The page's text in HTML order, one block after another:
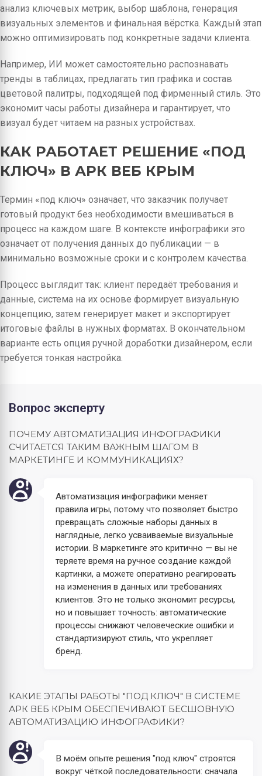
анализ ключевых метрик, выбор шаблона, генерация
визуальных элементов и финальная вёрстка. Каждый этап
можно оптимизировать под конкретные задачи клиента.
Например, ИИ может самостоятельно распознавать
тренды в таблицах, предлагать тип графика и состав
цветовой палитры, подходящей под фирменный стиль. Это
экономит часы работы дизайнера и гарантирует, что
визуал будет читаем на разных устройствах.
КАК РАБОТАЕТ РЕШЕНИЕ «ПОД
КЛЮЧ» В АРК ВЕБ КРЫМ
Термин «под ключ» означает, что заказчик получает
готовый продукт без необходимости вмешиваться в
процесс на каждом шаге. В контексте инфографики это
означает от получения данных до публикации — в
минимально возможные сроки и с контролем качества.
Процесс выглядит так: клиент передаёт требования и
данные, система на их основе формирует визуальную
концепцию, затем генерирует макет и экспортирует
итоговые файлы в нужных форматах. В окончательном
варианте есть опция ручной доработки дизайнером, если
требуется тонкая настройка.
Вопрос эксперту
ПОЧЕМУ АВТОМАТИЗАЦИЯ ИНФОГРАФИКИ
СЧИТАЕТСЯ ТАКИМ ВАЖНЫМ ШАГОМ В
МАРКЕТИНГЕ И КОММУНИКАЦИЯХ?
Автоматизация инфографики меняет
правила игры, потому что позволяет быстро
превращать сложные наборы данных в
наглядные, легко усваиваемые визуальные
истории. В маркетинге это критично — вы не
теряете время на ручное создание каждой
картинки, а можете оперативно реагировать
на изменения в данных или требованиях
клиентов. Это не только экономит ресурсы,
но и повышает точность: автоматические
процессы снижают человеческие ошибки и
стандартизируют стиль, что укрепляет
бренд.
КАКИЕ ЭТАПЫ РАБОТЫ "ПОД КЛЮЧ" В СИСТЕМЕ
АРК ВЕБ КРЫМ ОБЕСПЕЧИВАЮТ БЕСШОВНУЮ
АВТОМАТИЗАЦИЮ ИНФОГРАФИКИ?
В моём опыте решения "под ключ" строятся
вокруг чёткой последовательности: сначала